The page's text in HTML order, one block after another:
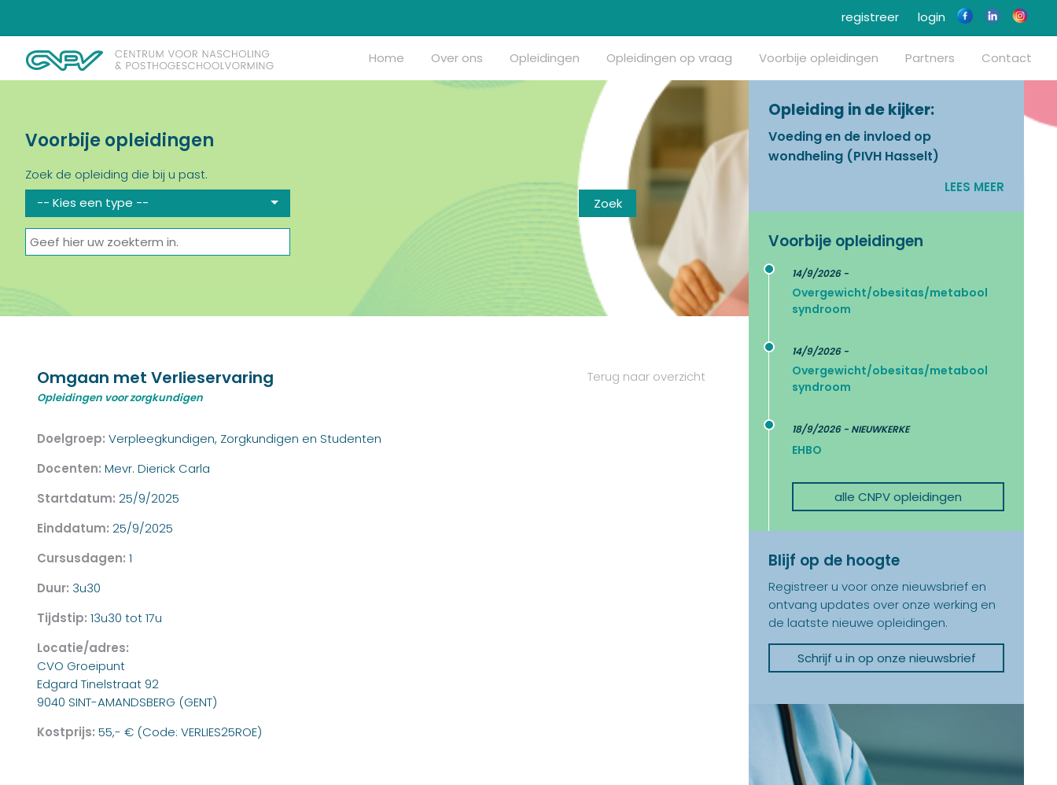
login
registreer
Home Over ons Opleidingen Opleidingen op vraag Voorbije opleidingen Partners Contact
Voorbije opleidingen
Zoek de opleiding die bij u past.
-- Kies een type --
Opleiding in de kijker:
Voeding en de invloed op
wondheling (PIVH Hasselt)
LEES MEER
Voorbije opleidingen
14/9/2026 -
Overgewicht/obesitas/metabool
syndroom
14/9/2026 -
Overgewicht/obesitas/metabool
syndroom
18/9/2026 - NIEUWKERKE
EHBO
alle CNPV opleidingen
Blijf op de hoogte
Registreer u voor onze nieuwsbrief en
ontvang updates over onze werking en
de laatste nieuwe opleidingen.
Schrijf u in op onze nieuwsbrief
Terug naar overzicht
Omgaan met Verlieservaring
Opleidingen voor zorgkundigen
Doelgroep: Verpleegkundigen, Zorgkundigen en Studenten
Docenten: Mevr. Dierick Carla
Startdatum: 25/9/2025
Einddatum: 25/9/2025
Cursusdagen: 1
Duur: 3u30
Tijdstip: 13u30 tot 17u
Locatie/adres:
CVO Groeipunt
Edgard Tinelstraat 92
9040 SINT-AMANDSBERG (GENT)
Kostprijs: 55,- € (Code: VERLIES25ROE)